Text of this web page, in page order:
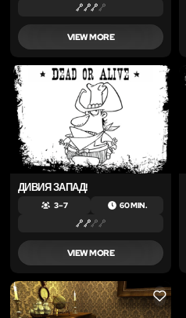
VIEW MORE
LIKE
ДИВИЯ ЗАПАД!
3 – 7 60 MIN.
VIEW MORE
LIKE